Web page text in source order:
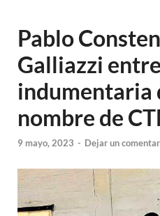
Pablo
Galliazzi
indumentaria
nombre de
9 mayo, 2023 - Dejar un